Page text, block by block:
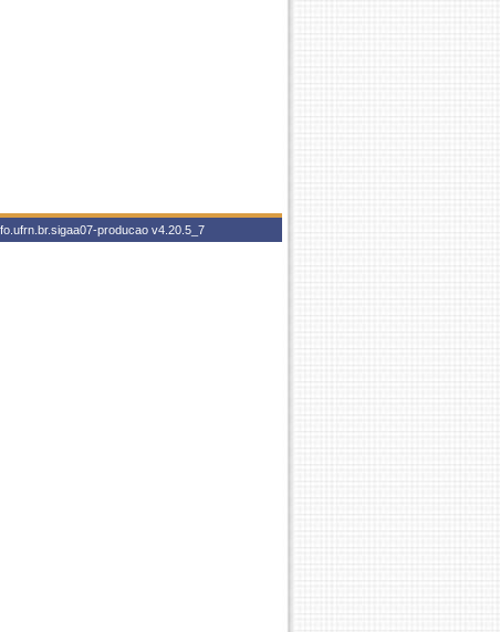
producao v4.20.5_7